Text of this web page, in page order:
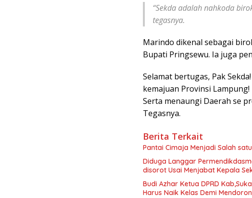
“Sekda adalah nahkoda
tegasnya.
Marindo dikenal sebagai
Bupati Pringsewu. Ia juga
Selamat bertugas, Pak
kemajuan Provinsi Lampung!
Serta menaungi Daerah se
Tegasnya.
Berita Terkait
Pantai Cimaja Menjadi Salah
Diduga Langgar
disorot Usai Menjabat Kepala
Budi Azhar Ketua DPRD
Harus Naik Kelas Demi